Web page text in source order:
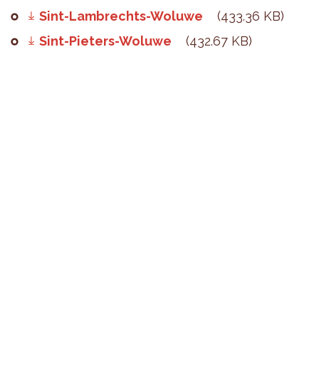
Sint-Lambrechts-Woluwe
(433.36 KB)
Sint-Pieters-Woluwe
(432.67 KB)